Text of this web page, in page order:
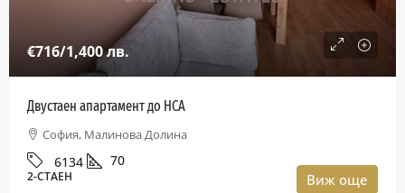
€716/1,400 лв.
Двустаен апартамент до НСА
София, Малинова Долина
6134 70
2-СТАЕН Виж още